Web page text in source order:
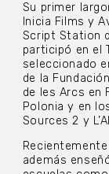
Su primer
Inicia Films y
Script Station
participó en el
seleccionado
de la
de les Arcs en
Polonia y en
Sources 2 y
Recientemente
además